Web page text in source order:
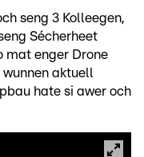
seng 3 Kolleegen,
Sécherheet
mat enger Drone
aktuell
hate si awer och